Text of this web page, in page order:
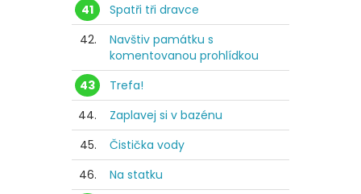
41
Spatři tři dravce
42.
Navštiv památku s
komentovanou prohlídkou
43
Trefa!
44.
Zaplavej si v bazénu
45.
Čistička vody
46.
Na statku